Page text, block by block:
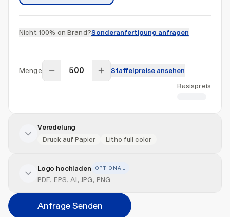
Nicht 100% on Brand?Sonderanfertigung anfragen
Menge
Staffelpreise ansehen
Basispreis
Veredelung
Druck auf Papier
Litho full color
Veredelung hinzufügen
Position
Bitte wählen...
Logo hochladen OPTIONAL
PDF, EPS, AI, JPG, PNG
Anfrage Senden